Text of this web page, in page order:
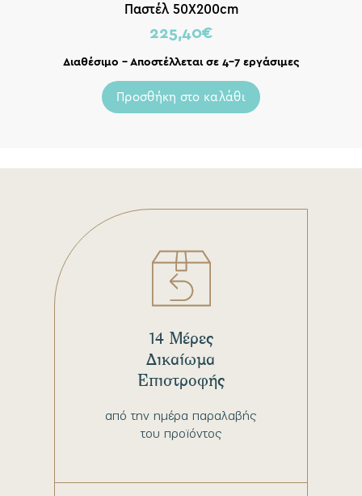
Παστέλ 50Χ200cm
225,40€
Διαθέσιμο – Αποστέλλεται σε 4-7 εργάσιμες
Προσθήκη στο καλάθι
από την ημέρα παραλαβής
του προϊόντος
14 Μέρες
Δικαίωμα
Επιστροφής